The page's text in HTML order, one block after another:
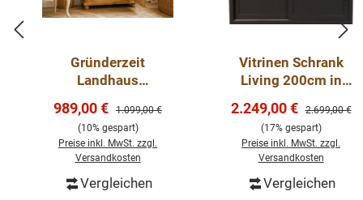
Beschläge: wie abgebildet
Gründerzeit
Landhaus
aus Kiefer massiv –
Natur gewachst –
Massivholz
verstellbaren
Verkaufspreis:
989,00 € Regulärer Preis:
1.099,00 €
(10% gespart)
Preise inkl. MwSt. zzgl.
Versandkosten
Vergleichen
Vitrinen Schrank
Living 200cm in
Schubladen
Verkaufspreis:
2.249,00 € Regulärer
2.699,00 €
(17% gespart)
Preise inkl. MwSt. zzgl.
Versandkosten
Vergleichen